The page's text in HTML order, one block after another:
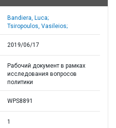
Bandiera, Luca;
Tsiropoulos, Vasileios;
2019/06/17
Рабочий документ в рамках
исследования вопросов
политики
WPS8891
1